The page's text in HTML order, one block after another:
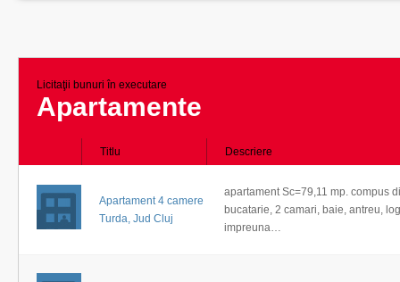
Licitaţii bunuri în executare
Apartamente
Titlu Descriere
Apartament 4 camere
Turda, Jud Cluj
apartament Sc=79,11 mp. compus
bucatarie, 2 camari, baie, antreu,
impreuna…